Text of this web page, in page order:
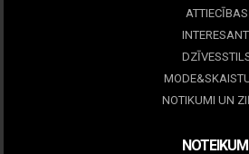
ATTIECĪBAS
NOTIKUMI UN